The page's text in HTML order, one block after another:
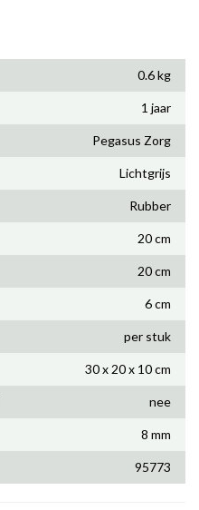
0.6 kg
1 jaar
Pegasus Zorg
Lichtgrijs
Rubber
20 cm
20 cm
6 cm
per stuk
30 x 20 x 10 cm
nee
8 mm
95773